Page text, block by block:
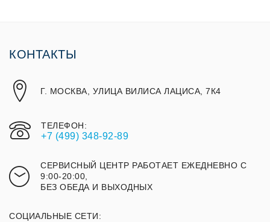
КОНТАКТЫ
Г. МОСКВА, УЛИЦА ВИЛИСА ЛАЦИСА, 7К4
ТЕЛЕФОН:
+7 (499) 348-92-89
СЕРВИСНЫЙ ЦЕНТР РАБОТАЕТ ЕЖЕДНЕВНО С
9:00-20:00,
БЕЗ ОБЕДА И ВЫХОДНЫХ
СОЦИАЛЬНЫЕ СЕТИ: